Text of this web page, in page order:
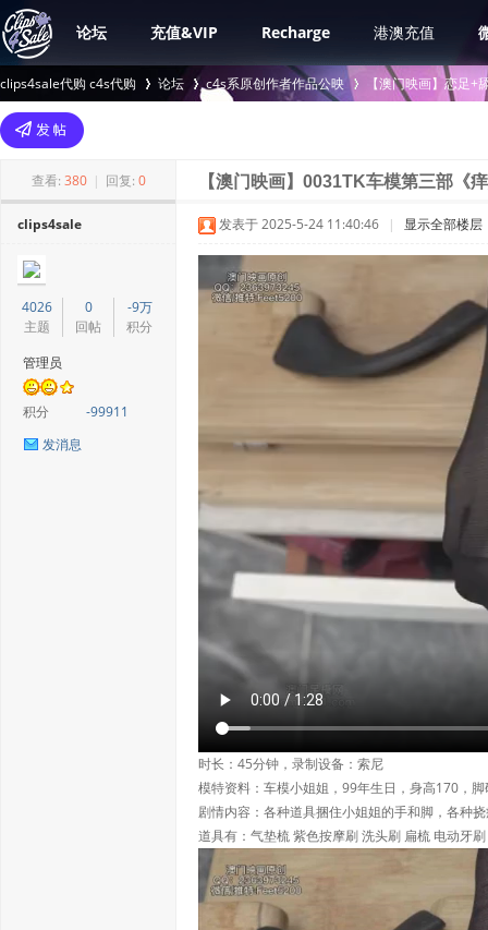
论坛 充值&VIP Recharge 港澳充值
clips4sale代购 c4s代购
>
论坛 c4s系原创作者作品公映
›
【澳门映画】恋足+
查看: 380 | 回复: 0 【澳门映画】0031TK车模第三部《
clips4sale
4026
主题
0
回帖
-9万
积分
管理员
积分
-99911
发消息
发表于 2025-5-24 11:40:46 | 显示全部楼层
时长：45分钟，录制设备：索尼
模特资料：车模小姐姐，99年生日，身高170，
剧情内容：各种道具捆住小姐姐的手和脚，各种
道具有：气垫梳 紫色按摩刷 洗头刷 扁梳 电动牙